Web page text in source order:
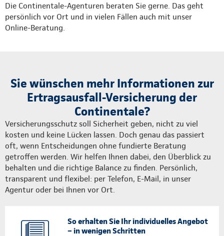
Die Continentale-Agenturen beraten Sie gerne. Das geht
persönlich vor Ort und in vielen Fällen auch mit unser
Online-Beratung.
Sie wünschen mehr Informationen zur
Ertragsausfall-Versicherung der
Continentale?
Versicherungsschutz soll Sicherheit geben, nicht zu viel
kosten und keine Lücken lassen. Doch genau das passiert
oft, wenn Entscheidungen ohne fundierte Beratung
getroffen werden. Wir helfen Ihnen dabei, den Überblick zu
behalten und die richtige Balance zu finden. Persönlich,
transparent und flexibel: per Telefon, E-Mail, in unser
Agentur oder bei Ihnen vor Ort.
So erhalten Sie Ihr individuelles Angebot
– in wenigen Schritten